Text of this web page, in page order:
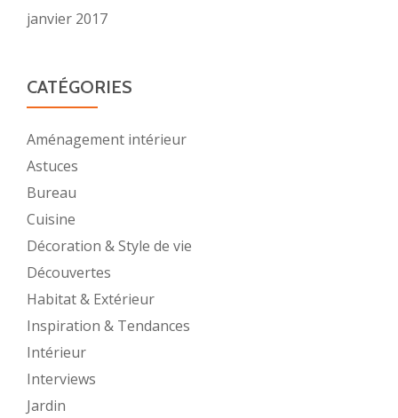
janvier 2017
CATÉGORIES
Aménagement intérieur
Astuces
Bureau
Cuisine
Décoration & Style de vie
Découvertes
Habitat & Extérieur
Inspiration & Tendances
Intérieur
Interviews
Jardin